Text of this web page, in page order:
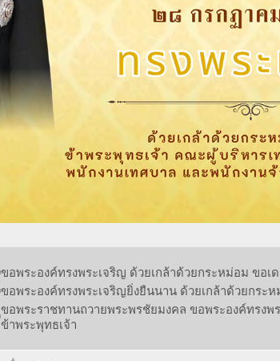
ขอพระองค์ทรงพระเจริญ ด้วยเกล้าด้วยกระหม่อม ขอเ
ขอพระองค์ทรงพระเจริญยิ่งยืนนาน ด้วยเกล้าด้วยกระ
ขอพระราชทานถวายพระพรชัยมงคล ขอพระองค์ทรงพ
ข้าพระพุทธเจ้า